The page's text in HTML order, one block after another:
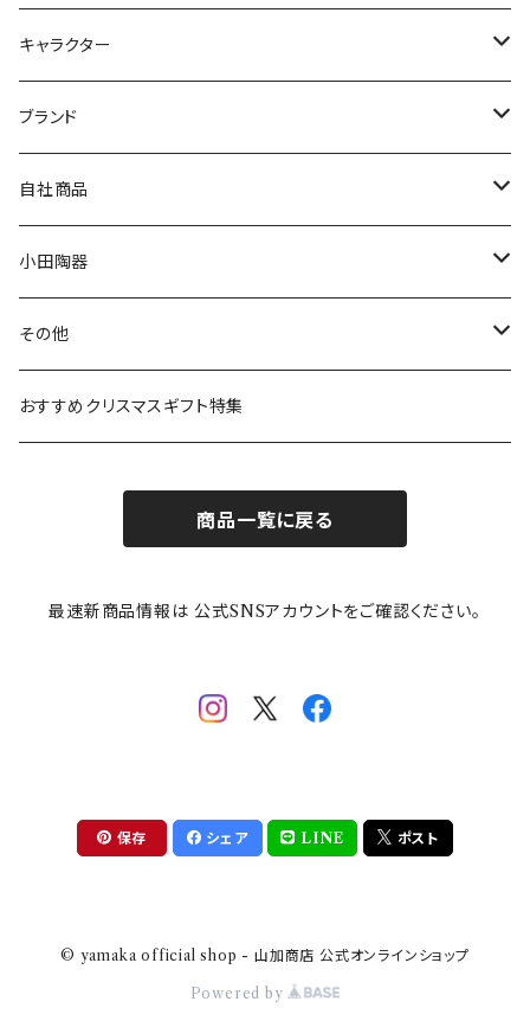
九谷焼
マグ＆カップ
プレート
ボウル
ガラスウェア
カトラリー
キャラクター
ムーミン
80th記念アイテム
リトルミイの日記念アイテム
MOOMIN ANIMATION
スヌーピー
ピーターラビット
ポケットモンスター
mofusand（モフサンド）
mofsand×日比谷花壇
ちびまる子ちゃんandクレヨンしんちゃん
ブランド
LA AMYS(エミーズ)
LISA LARSON(リサラーソン)
LAURA ASHLEY(ローラ アシュレイ)
Finlayson(フィンレイソン)
HANAE MORI(ハナエモリ)
THE BEATLES(ザ・ビートルズ)
【山加商店×yaeko】migratory bird
自社商品
ねこ企画
Cecera(セセラ)
CELEC(セレック)
隅切り重箱
HAPPY DINING(ハッピーダイニング)
小田陶器
さざなみ
吉祥
メイメイウェア
SoSo(ソソ）
その他
リサイクル食器
おすすめクリスマスギフト特集
商品一覧に戻る
最速新商品情報は 公式SNSアカウントをご確認ください。
保存 シェア LINE ポスト
© yamaka official shop - 山加商店 公式オンラインショップ
Powered by